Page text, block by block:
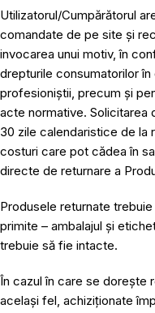
Utilizatorul/Cumpărătorul
comandate de pe site și
invocarea unui motiv, în
drepturile consumatorilor
profesioniștii, precum și
acte normative. Solicitarea
30 zile calendaristice de la
costuri care pot cădea în
directe de returnare a
Produsele returnate
primite – ambalajul și
trebuie să fie intacte.
În cazul în care se dorește
același fel, achiziționate